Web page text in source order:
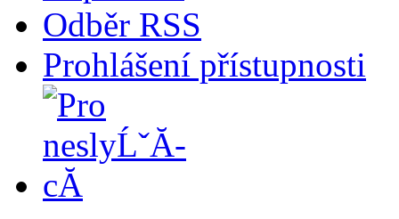
Odběr RSS
Prohlášení přístupnosti